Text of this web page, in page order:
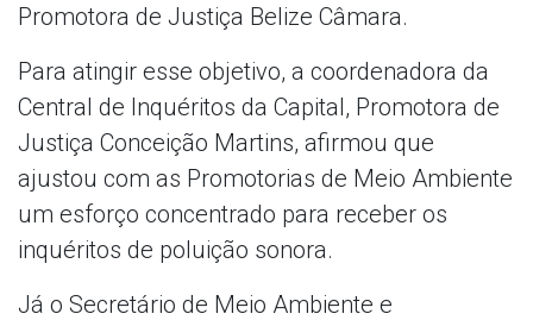
Promotora de Justiça Belize Câmara.
Para atingir esse objetivo, a coordenadora da
Central de Inquéritos da Capital, Promotora de
Justiça Conceição Martins, afirmou que
ajustou com as Promotorias de Meio Ambiente
um esforço concentrado para receber os
inquéritos de poluição sonora.
Já o Secretário de Meio Ambiente e